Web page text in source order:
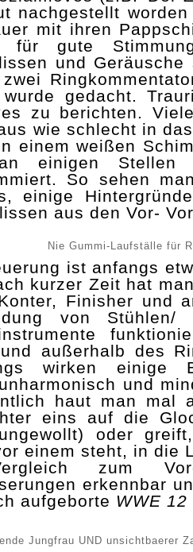
nachgestellt
mit ihren
für gute
und
wurde gedacht.
zu berichten.
wie schlecht in
einem weißen
einigen
So sehen
einige
aus den Vor-
Nie Gummi-Laufställe für
ist anfangs
kurzer Zeit hat
Finisher und
von
außerhalb des
wirken einige
und
haut man mal
eins auf die
oder
einem steht, in die
zum
erkennbar
aufgeborte WWE 12
Jungfrau UND unsichtbaerer